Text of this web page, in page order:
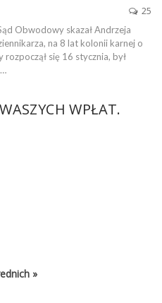
25
Obwodowy skazał Andrzeja
na 8 lat kolonii karnej o
się 16 stycznia, był
WPŁAT.
»